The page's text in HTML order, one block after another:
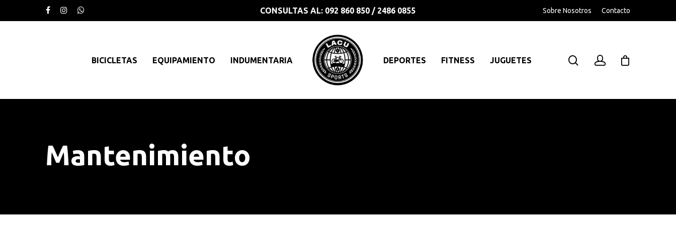
CONSULTAS AL: 092 860 850 / 2486 0855 Sobre Nosotros Contacto
BICICLETAS EQUIPAMIENTO INDUMENTARIA DEPORTES FITNESS JUGUETES
Mantenimiento